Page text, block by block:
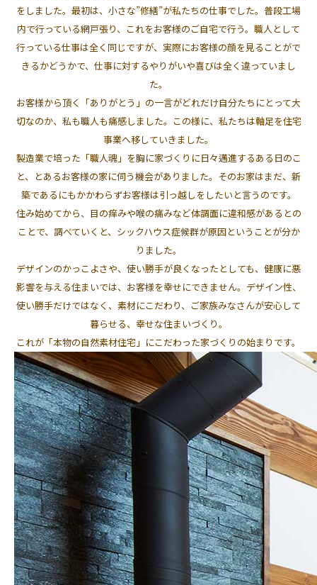
をしました。最初は、小さな”修繕”が私たちの仕事でした。普段工場
内で行っている網戸張り、これをお客様のご自宅で行う。職人として
行っている仕事は全く同じですが、実際にお客様の顔を見ることがで
きるかどうかで、仕事に対するやりがいや喜びは全く違っていまし
た。
お客様から頂く「ありがとう」の一言がどれだけ自分たちにとって大
切なのか、私も職人も痛感しました。この様に、私たちは軸足を住宅
事業へ移していきました。
製造業で培った「職人魂」を胸に家づくりに日々邁進するある日のこ
と、とあるお客様の家に伺う機会がありました。そのお家はまだ、新
築であるにもかかわらずお客様は引っ越しをしたいと言うのです。
住み始めてから、目の痒みや喉の痛みなど体調面に違和感があるとの
ことで、調べていくと、シックハウス症候群が原因ということが分か
りました。
デザインのかっこよさや、使い勝手が良くなったとしても、健康に悪
影響を与える住まいでは、お客様を幸せにできません。デザイン性、
使い勝手だけではなく、素材にこだわり、ご家族みなさんが安心して
暮らせる、幸せな住まいづくり。
これが「本物の自然素材住宅」にこだわった家づくりの始まりです。